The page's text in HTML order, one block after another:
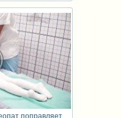
поправляет